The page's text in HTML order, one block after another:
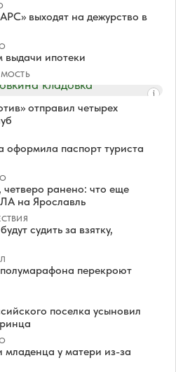
выходят на дежурство в
выдачи ипотеки
отправил четырех
паспорт туриста
ранено: что еще
на Ярославль
судить за взятку,
перекроют
поселка усыновил
у матери из-за